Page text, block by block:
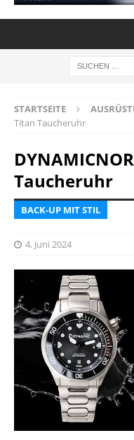
STARTSEITE
Titan Taucheruhr
Taucheruhr
BACK-UP MIT STIL
4. Juni 2024